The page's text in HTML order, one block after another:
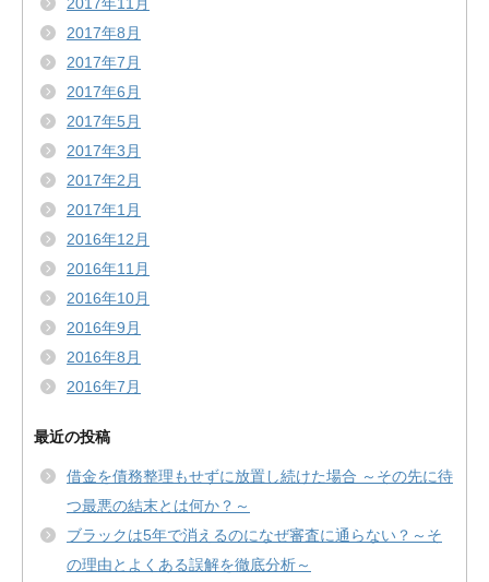
2017年8月
2017年7月
2017年6月
2017年5月
2017年3月
2017年2月
2017年1月
2016年12月
2016年11月
2016年10月
2016年9月
2016年8月
2016年7月
最近の投稿
借金を債務整理もせずに放置し続けた場合 ～その先に待
つ最悪の結末とは何か？～
ブラックは5年で消えるのになぜ審査に通らない？～そ
の理由とよくある誤解を徹底分析～